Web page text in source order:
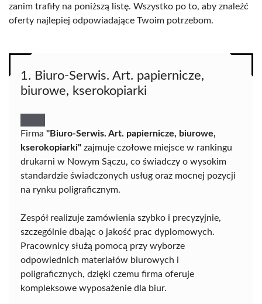
zanim trafiły na poniższą listę. Wszystko po to, aby znaleźć
oferty najlepiej odpowiadające Twoim potrzebom.
1. Biuro-Serwis. Art. papiernicze,
biurowe, kserokopiarki
Firma "Biuro-Serwis. Art. papiernicze, biurowe,
kserokopiarki" zajmuje czołowe miejsce w rankingu
drukarni w Nowym Sączu, co świadczy o wysokim
standardzie świadczonych usług oraz mocnej pozycji
na rynku poligraficznym.
Zespół realizuje zamówienia szybko i precyzyjnie,
szczególnie dbając o jakość prac dyplomowych.
Pracownicy służą pomocą przy wyborze
odpowiednich materiałów biurowych i
poligraficznych, dzięki czemu firma oferuje
kompleksowe wyposażenie dla biur.